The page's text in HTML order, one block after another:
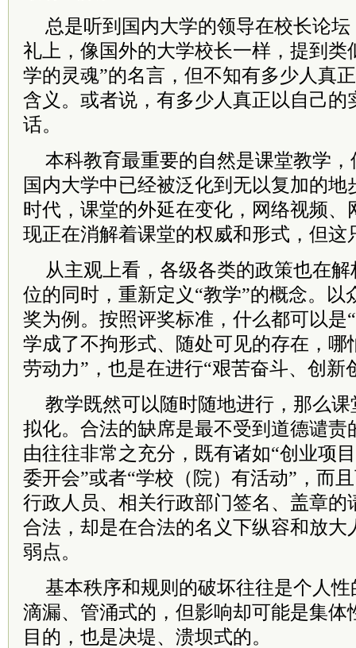
总是听到国内大学的领导在校长论
礼上，像国外的大学校长一样，提到类
学的灵魂”的名言，但不知有多少人真
含义。或者说，有多少人真正以自己的
话。
本科教育最重要的自然是课堂教学，
国内大学中已经被泛化到无以复加的地
时代，课堂的外延在变化，网络视频、
现正在消解着课堂的权威和形式，但这
从主观上看，各级各类的政策也在
位的同时，重新定义“教学”的概念。以
奖为例。按照评奖标准，什么都可以是
学成了不拘形式、随处可见的存在，哪
劳动力”，也是在进行“艰苦奋斗、创新
教学既然可以随时随地进行，那么
拟化。合法的缺席是最不受到道德谴责
由往往非常之充分，既有诸如“创业项
委开会”或者“学校（院）有活动”，而
行政人员、相关行政部门签名、盖章的
合法，却是在合法的名义下纵容和放大
弱点。
基本秩序和规则的破坏往往是个人
滴漏、管涌式的，但影响却可能是集体
目的，也是决堤、溃坝式的。